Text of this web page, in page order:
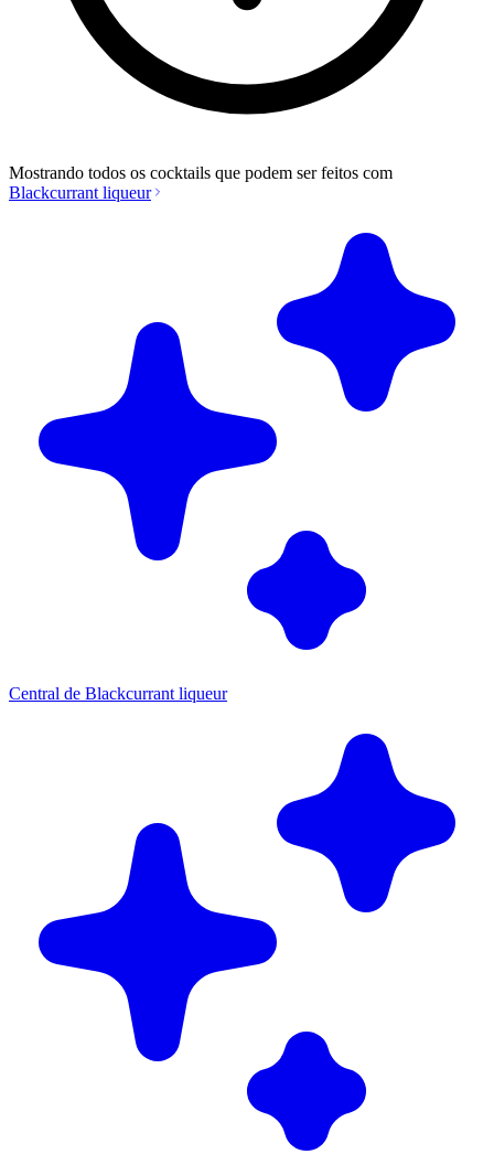
Mostrando todos os cocktails que podem ser feitos com
Blackcurrant liqueur
Central de Blackcurrant liqueur